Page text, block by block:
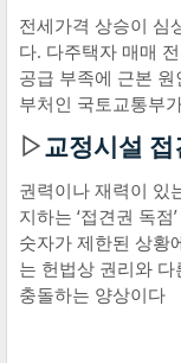
전세가격 상승이 심
다. 다주택자 매매
공급 부족에 근본
부처인 국토교통부
▷교정시설
권력이나 재력이 있
지하는 ‘접견권 독
숫자가 제한된 상황
는 헌법상 권리와
충돌하는 양상이다